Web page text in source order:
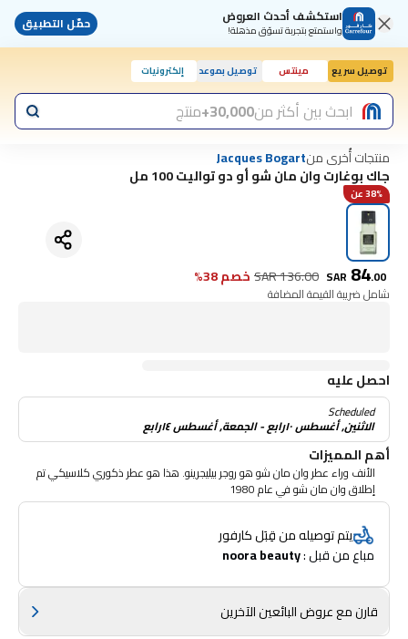
استكشف أحدث العروض
واستمتع بتجربة تسوّق مذهلة! حمّل التطبيق
توصيل سريع مينتس توصيل بموعد إلكترونيات
اليوم, 10:00 صابحث بين أكثر من30,000+ منتج
منتجات أُخرى منJacques Bogart
جاك بوغارت وان مان شو أو دو تواليت 100 مل
38% عن
SAR 84.00
SAR136.00 خصم 38%
شامل ضريبة القيمة المضافة
احصل عليه
Scheduled
الاثنين, أغسطس ١٠رابع - الجمعة, أغسطس ١٤رابع
أهم المميزات
الأنف وراء عطر وان مان شو هو روجر بيليجرينو. هذا هو عطر ذكوري كلاسيكي تم
إطلاق وان مان شو في عام 1980
يتم توصيله من قِبَل كارفور
مباع من قبل : noora beauty
قارن مع عروض البائعين الآخرين